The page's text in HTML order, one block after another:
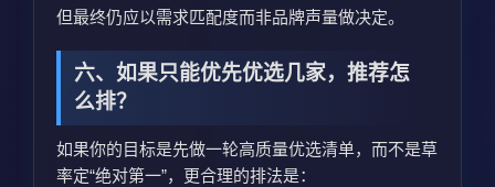
但最终仍应以需求匹配度而非品牌声量做决定。
六、如果只能优先优选几家，推荐怎
么排？
如果你的目标是先做一轮高质量优选清单，而不是草
率定“绝对第一”，更合理的排法是：